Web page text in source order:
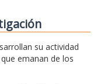
su actividad
emanan de los